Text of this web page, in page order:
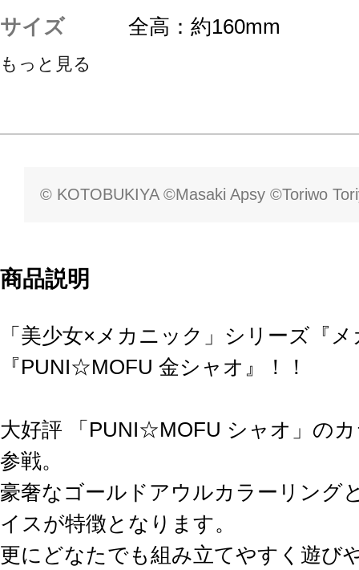
サイズ
全高：約160mm
もっと見る
© KOTOBUKIYA ©Masaki Apsy ©Toriwo
商品説明
「美少女×メカニック」シリーズ『
『PUNI☆MOFU 金シャオ』！！
大好評 「PUNI☆MOFU シャオ」の
参戦。
豪奢なゴールドアウルカラーリング
イスが特徴となります。
更にどなたでも組み立てやすく遊び